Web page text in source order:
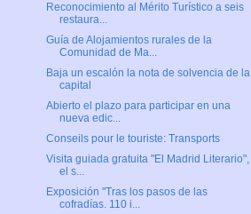
Reconocimiento al Mérito Turístico a seis
restaura...
Guía de Alojamientos rurales de la
Comunidad de Ma...
Baja un escalón la nota de solvencia de la
capital
Abierto el plazo para participar en una
nueva edic...
Conseils pour le touriste: Transports
Visita guiada gratuita "El Madrid Literario",
el s...
Exposición "Tras los pasos de las
cofradías. 110 i...